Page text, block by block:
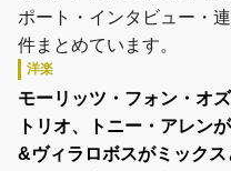
ポート・インタビュー・
件まとめています。
洋楽
モーリッツ・フォン・オズ
トリオ、トニー・アレン
&ヴィラロボスがミックス